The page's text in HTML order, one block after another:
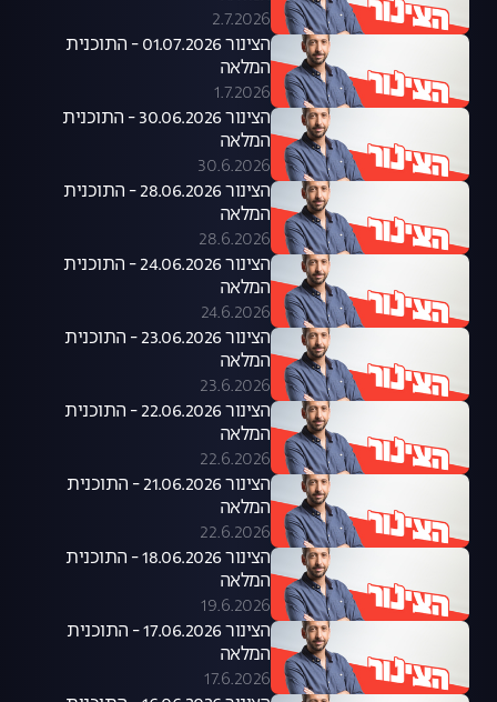
2.7.2026
הצינור 01.07.2026 - התוכנית
המלאה
1.7.2026
הצינור 30.06.2026 - התוכנית
המלאה
30.6.2026
הצינור 28.06.2026 - התוכנית
המלאה
28.6.2026
הצינור 24.06.2026 - התוכנית
המלאה
24.6.2026
הצינור 23.06.2026 - התוכנית
המלאה
23.6.2026
הצינור 22.06.2026 - התוכנית
המלאה
22.6.2026
הצינור 21.06.2026 - התוכנית
המלאה
22.6.2026
הצינור 18.06.2026 - התוכנית
המלאה
19.6.2026
הצינור 17.06.2026 - התוכנית
המלאה
17.6.2026